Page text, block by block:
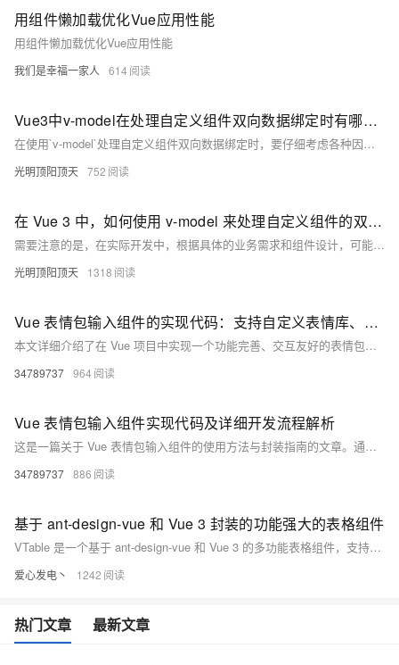
用组件懒加载优化Vue应用性能
用组件懒加载优化Vue应用性能
我们是幸福一家人 614
Vue3中v-model在处理自定义组件双向数据绑定时有哪些注意事项？
在使用`v-model`处理自定义组件双向数据绑定时，要仔细考虑各种因素，确保数据的准确传递和更新，同时提供良好的用户体验和代码可维护性。通过合理的设计和注意事项的遵循，能够更好地发挥`v-model`的优势，实现高效的双向数据绑定效果。
光明顶阳顶天 752
在 Vue 3 中，如何使用 v-model 来处理自定义组件的双向数据绑定？
需要注意的是，在实际开发中，根据具体的业务需求和组件设计，可能需要对上述步骤进行适当的调整和优化，以确保双向数据绑定的正确性和稳定性。同时，深入理解 Vue 3 的响应式机制和组件通信原理，将有助于更好地运用 `v-model` 实现自定义组件的双向数据绑定。
光明顶阳顶天 1318
Vue 表情包输入组件的实现代码：支持自定义表情库、快捷键发送和输入框联动的聊天表情解决方案
本文详细介绍了在 Vue 项目中实现一个功能完善、交互友好的表情包输入组件的方法，并提供了具体的应用实例。组件设计包含表情分类展示、响应式布局、与输入框的交互及样式定制等功能。通过核心技术实现，如将表情插入输入框光标位置和点击外部关闭选择器，确保用户体验流畅。同时探讨了性能优化策略，如懒加载和虚拟滚动，以及扩展性方案，如自定义主题和国际化支持。最终，展示了如何在聊天界面中集成该组件，为用户提供丰富的表情输入体验。
34789737 964
Vue 表情包输入组件实现代码及详细开发流程解析
这是一篇关于 Vue 表情包输入组件的使用方法与封装指南的文章。通过安装依赖、全局注册和局部使用，可以快速集成表情包功能到 Vue 项目中。文章还详细介绍了组件的封装实现、高级配置（如自定义表情列表、主题定制、动画效果和懒加载）以及完整集成示例。开发者可根据需求扩展功能，例如 GIF 搜索或自定义表情上传，提升用户体验。资源链接提供进一步学习材料。
34789737 886
基于 ant-design-vue 和 Vue 3 封装的功能强大的表格组件
VTable 是一个基于 ant-design-vue 和 Vue 3 的多功能表格组件，支持列自定义、排序、本地化存储、行选择等功能。它继承了 Ant-Design-Vue Table 的所有特性并加以扩展，提供开箱即用的高性能体验。示例包括基础表格、可选择表格和自定义列渲染等。
爱心发电丶 1242
热门文章 最新文章